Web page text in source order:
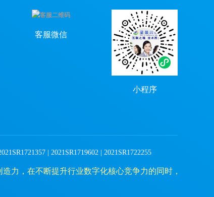
客服微信
小程序
| 2021SR1719602 | 2021SR1722255
力，在不断提升行业数字化核心竞争力的同时，